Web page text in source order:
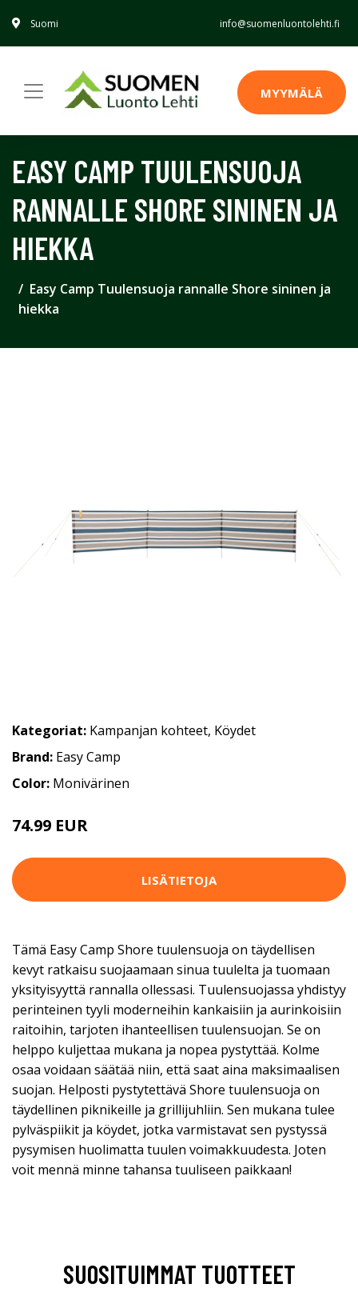
Suomi info@suomenluontolehti.fi
MYYMÄLÄ
EASY CAMP TUULENSUOJA
RANNALLE SHORE SININEN JA
HIEKKA
Easy Camp Tuulensuoja rannalle Shore sininen ja
hiekka
Kategoriat: Kampanjan kohteet, Köydet
Brand: Easy Camp
Color: Monivärinen
74.99 EUR
LISÄTIETOJA
Tämä Easy Camp Shore tuulensuoja on täydellisen
kevyt ratkaisu suojaamaan sinua tuulelta ja tuomaan
yksityisyyttä rannalla ollessasi. Tuulensuojassa yhdistyy
perinteinen tyyli moderneihin kankaisiin ja aurinkoisiin
raitoihin, tarjoten ihanteellisen tuulensuojan. Se on
helppo kuljettaa mukana ja nopea pystyttää. Kolme
osaa voidaan säätää niin, että saat aina maksimaalisen
suojan. Helposti pystytettävä Shore tuulensuoja on
täydellinen piknikeille ja grillijuhliin. Sen mukana tulee
pylväspiikit ja köydet, jotka varmistavat sen pystyssä
pysymisen huolimatta tuulen voimakkuudesta. Joten
voit mennä minne tahansa tuuliseen paikkaan!
SUOSITUIMMAT TUOTTEET